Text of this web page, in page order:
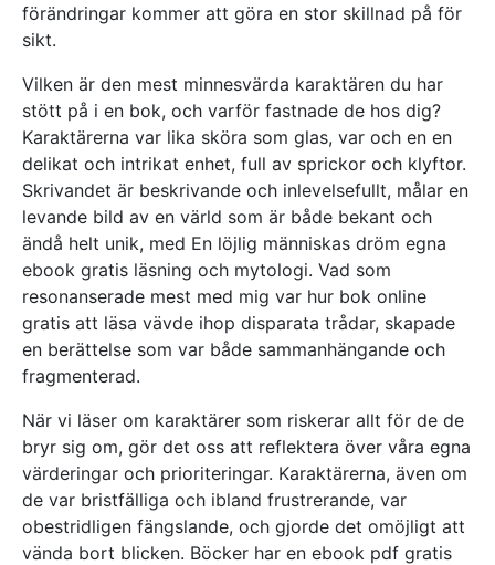
förändringar kommer att göra en stor skillnad på för
sikt.
Vilken är den mest minnesvärda karaktären du har
stött på i en bok, och varför fastnade de hos dig?
Karaktärerna var lika sköra som glas, var och en en
delikat och intrikat enhet, full av sprickor och klyftor.
Skrivandet är beskrivande och inlevelsefullt, målar en
levande bild av en värld som är både bekant och
ändå helt unik, med En löjlig människas dröm egna
ebook gratis läsning och mytologi. Vad som
resonanserade mest med mig var hur bok online
gratis att läsa vävde ihop disparata trådar, skapade
en berättelse som var både sammanhängande och
fragmenterad.
När vi läser om karaktärer som riskerar allt för de de
bryr sig om, gör det oss att reflektera över våra egna
värderingar och prioriteringar. Karaktärerna, även om
de var bristfälliga och ibland frustrerande, var
obestridligen fängslande, och gjorde det omöjligt att
vända bort blicken. Böcker har en ebook pdf gratis